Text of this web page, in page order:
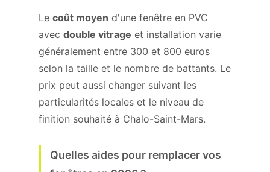
Le coût moyen d'une fenêtre en PVC
avec double vitrage et installation varie
généralement entre 300 et 800 euros
selon la taille et le nombre de battants. Le
prix peut aussi changer suivant les
particularités locales et le niveau de
finition souhaité à Chalo-Saint-Mars.
Quelles aides pour remplacer vos